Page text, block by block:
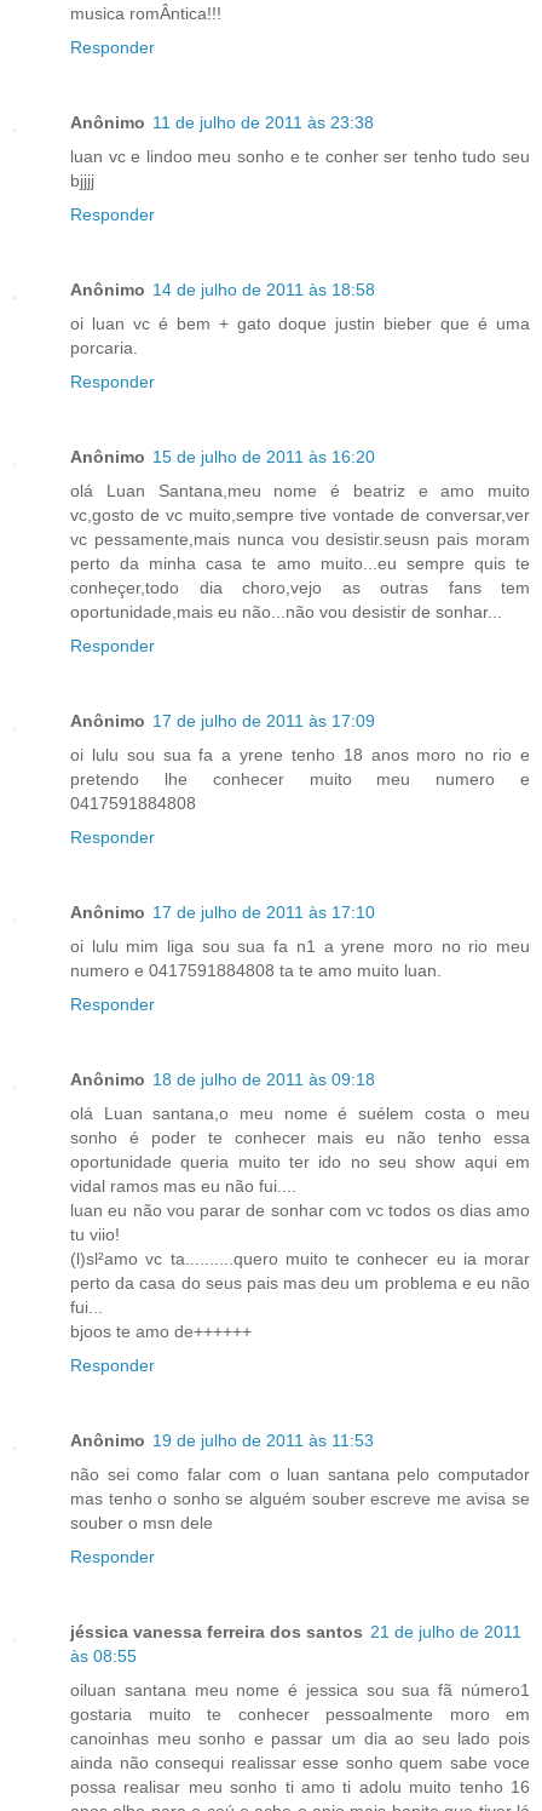
musica romÂntica!!!
Responder
Anônimo 11 de julho de 2011 às 23:38
luan vc e lindoo meu sonho e te conher ser tenho tudo seu
bjjjj
Responder
Anônimo 14 de julho de 2011 às 18:58
oi luan vc é bem + gato doque justin bieber que é uma
porcaria.
Responder
Anônimo 15 de julho de 2011 às 16:20
olá Luan Santana,meu nome é beatriz e amo muito
vc,gosto de vc muito,sempre tive vontade de conversar,ver
vc pessamente,mais nunca vou desistir.seusn pais moram
perto da minha casa te amo muito...eu sempre quis te
conheçer,todo dia choro,vejo as outras fans tem
oportunidade,mais eu não...não vou desistir de sonhar...
Responder
Anônimo 17 de julho de 2011 às 17:09
oi lulu sou sua fa a yrene tenho 18 anos moro no rio e
pretendo lhe conhecer muito meu numero e
0417591884808
Responder
Anônimo 17 de julho de 2011 às 17:10
oi lulu mim liga sou sua fa n1 a yrene moro no rio meu
numero e 0417591884808 ta te amo muito luan.
Responder
Anônimo 18 de julho de 2011 às 09:18
olá Luan santana,o meu nome é suélem costa o meu
sonho é poder te conhecer mais eu não tenho essa
oportunidade queria muito ter ido no seu show aqui em
vidal ramos mas eu não fui....
luan eu não vou parar de sonhar com vc todos os dias amo
tu viio!
(l)sl²amo vc ta..........quero muito te conhecer eu ia morar
perto da casa do seus pais mas deu um problema e eu não
fui...
bjoos te amo de++++++
Responder
Anônimo 19 de julho de 2011 às 11:53
não sei como falar com o luan santana pelo computador
mas tenho o sonho se alguém souber escreve me avisa se
souber o msn dele
Responder
jéssica vanessa ferreira dos santos 21 de julho de 2011
às 08:55
oiluan santana meu nome é jessica sou sua fã número1
gostaria muito te conhecer pessoalmente moro em
canoinhas meu sonho e passar um dia ao seu lado pois
ainda não consequi realissar esse sonho quem sabe voce
possa realisar meu sonho ti amo ti adolu muito tenho 16